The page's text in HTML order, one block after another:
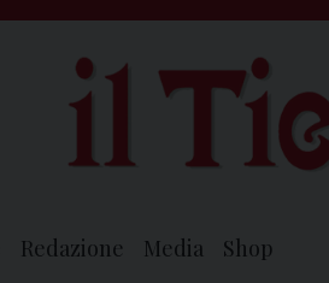
Redazione Media Shop